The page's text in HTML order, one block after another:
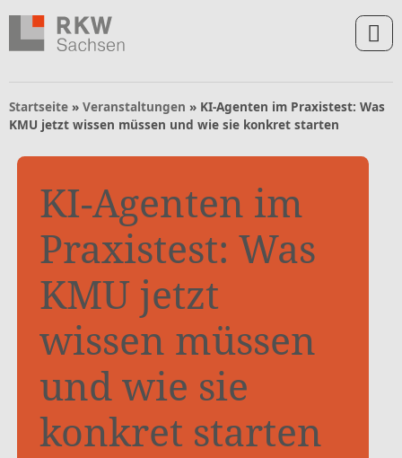
Zum Inhalt springen
Zur Navigation springen
Zum Fußbereich und Kontakt springen
Startseite » Veranstaltungen » KI-Agenten im Praxistest: Was
KMU jetzt wissen müssen und wie sie konkret starten
KI-Agenten im
Praxistest: Was
KMU jetzt
wissen müssen
und wie sie
konkret starten